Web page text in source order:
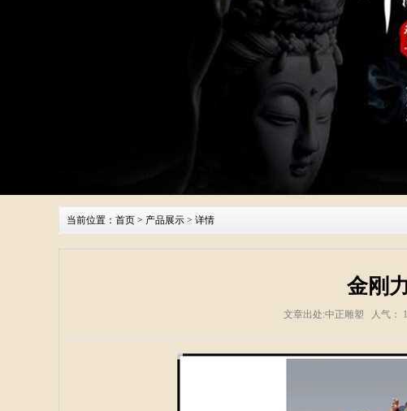
当前位置： 首页 > 产品展示 > 详情
金刚
文章出处:中正雕塑 人气：